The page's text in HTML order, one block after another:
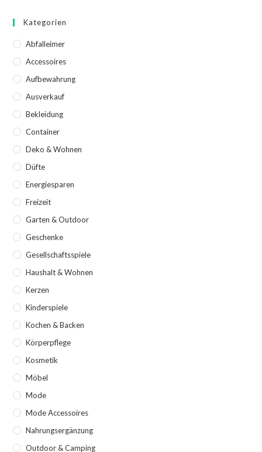
Kategorien
Abfalleimer
Accessoires
Aufbewahrung
Ausverkauf
Bekleidung
Container
Deko & Wohnen
Düfte
Energiesparen
Freizeit
Garten & Outdoor
Geschenke
Gesellschaftsspiele
Haushalt & Wohnen
Kerzen
Kinderspiele
Kochen & Backen
Körperpflege
Kosmetik
Möbel
Mode
Mode Accessoires
Nahrungsergänzung
Outdoor & Camping